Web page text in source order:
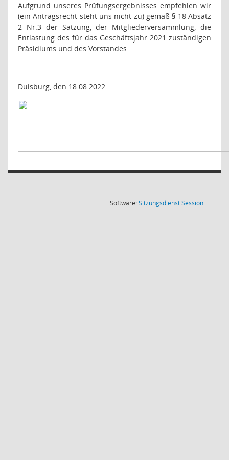
Aufgrund unseres Prüfungsergebnisses empfehlen wir
(ein Antragsrecht steht uns nicht zu) gemäß § 18 Absatz
2 Nr.3 der Satzung, der Mitgliederversammlung, die
Entlastung des für das Geschäftsjahr 2021 zuständigen
Präsidiums und des Vorstandes.
Duisburg, den 18.08.2022
Software:SitzungsdienstSession(Wird in